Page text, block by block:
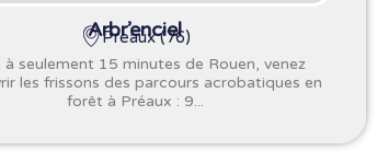
Arbr’enciel
Preaux (76)
à seulement 15 minutes de Rouen, venez
les frissons des parcours acrobatiques en
forêt à Préaux : 9...